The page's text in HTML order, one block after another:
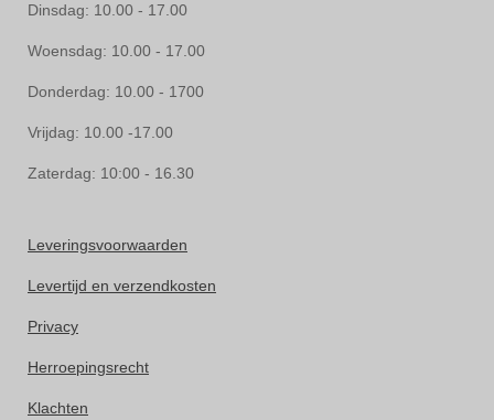
Dinsdag: 10.00 - 17.00
Woensdag: 10.00 - 17.00
Donderdag: 10.00 - 1700
Vrijdag: 10.00 -17.00
Zaterdag: 10:00 - 16.30
Leveringsvoorwaarden
Levertijd en verzendkosten
Privacy
Herroepingsrecht
Klachten